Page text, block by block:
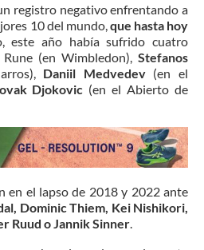
registro negativo enfrentando a
10 del mundo, que hasta hoy
este año había sufrido cuatro
(en Wimbledon), Stefanos
Daniil Medvedev(en el
Djokovic (en el Abierto de
en el lapso de 2018 y 2022 ante
Dominic Thiem, Kei Nishikori,
Ruud o Jannik Sinner